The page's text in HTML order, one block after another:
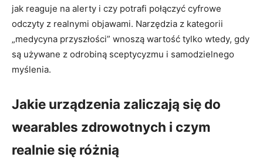
jak reaguje na alerty i czy potrafi połączyć cyfrowe
odczyty z realnymi objawami. Narzędzia z kategorii
„medycyna przyszłości” wnoszą wartość tylko wtedy, gdy
są używane z odrobiną sceptycyzmu i samodzielnego
myślenia.
Jakie urządzenia zaliczają się do
wearables zdrowotnych i czym
realnie się różnią